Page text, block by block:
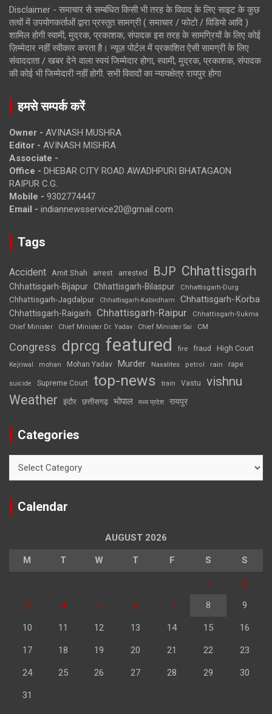
Disclaimer - समाचार से सम्बंधित किसी भी तरह के विवाद के लिए साइट के कुछ
तत्वों में उपयोगकर्ताओं द्वारा प्रस्तुत सामग्री ( समाचार / फोटो / विडियो आदि )
शामिल होगी स्वामी, मुद्रक, प्रकाशक, संपादक इस तरह के सामग्रियों के लिए कोई
ज़िम्मेदार नहीं स्वीकार करता है। न्यूज़ पोर्टल में प्रकाशित ऐसी सामग्री के लिए
संवाददाता / खबर देने वाला स्वयं जिम्मेदार होगा, स्वामी, मुद्रक, प्रकाशक, संपादक
की कोई भी जिम्मेदारी नहीं होगी. सभी विवादों का न्यायक्षेत्र रायपुर होगा
हमसे सम्पर्क करें
Owner - AVINASH MUSHRA
Editor - AVINASH MISHRA
Associate -
Office - DHEBAR CITY ROAD AWADHPURI BHATAGAON
RAIPUR C.G.
Mobile - 9302774447
Email - indiannewsservice20@gmail.com
Tags
Accident Amit Shah arrest arrested BJP Chhattisgarh
Chhattisgarh-Bijapur Chhattisgarh-Bilaspur Chhattisgarh-Durg
Chhattisgarh-Jagdalpur Chhattisgarh-Kabirdham Chhattisgarh-Korba
Chhattisgarh-Raigarh Chhattisgarh-Raipur
Chhattisgarh-Sukma
Chief Minister
Chief Minister Dr. Yadav Chief Minister Sai CM
Congress dprcg featured fire fraud High Court
Kejriwal mohan Mohan Yadav Murder Naxalites petrol rain rape
suicide Supreme Court top-news train Vastu vishnu
Weather इंदौर छत्तीसगढ़ भोपाल मध्य प्रदेश रायपुर
Categories
Calendar
AUGUST 2026
M T W T F S S
1 2
3 4 5 6 7 8 9
10 11 12 13 14 15 16
17 18 19 20 21 22 23
24 25 26 27 28 29 30
31